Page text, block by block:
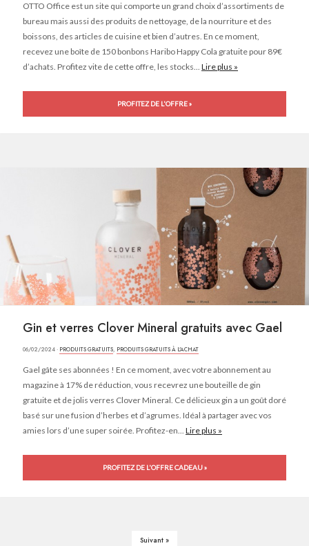
OTTO Office est un site qui comporte un grand choix d’assortiments de
bureau mais aussi des produits de nettoyage, de la nourriture et des
boissons, des articles de cuisine et bien d’autres. En ce moment,
recevez une boîte de 150 bonbons Haribo Happy Cola gratuite pour 89€
d’achats. Profitez vite de cette offre, les stocks... Lire plus »
PROFITEZ DE L'OFFRE »
Gin et verres Clover Mineral gratuits avec Gael
06/02/2024 · PRODUITS GRATUITS, PRODUITS GRATUITS À L'ACHAT
Gael gâte ses abonnées ! En ce moment, avec votre abonnement au
magazine à 17% de réduction, vous recevrez une bouteille de gin
gratuite et de jolis verres Clover Mineral. Ce délicieux gin a un goût doré
basé sur une fusion d’herbes et d’agrumes. Idéal à partager avec vos
amies lors d’une super soirée. Profitez-en... Lire plus »
PROFITEZ DE L'OFFRE CADEAU »
Suivant »